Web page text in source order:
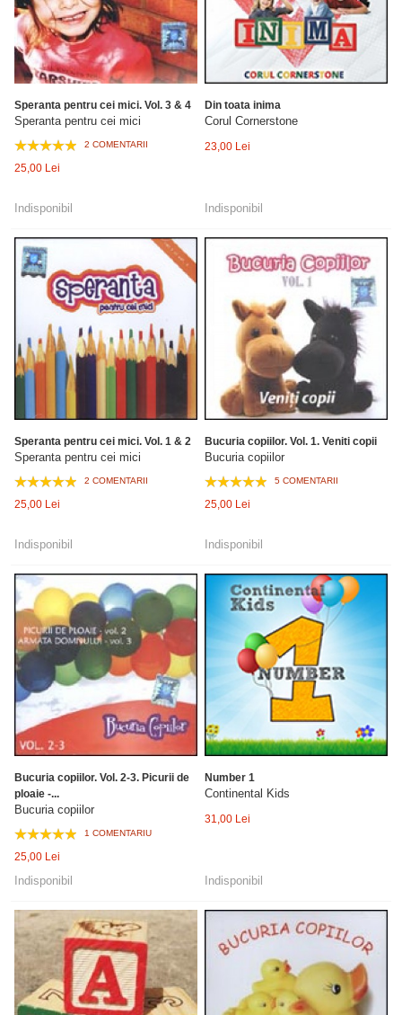
Speranta pentru cei mici. Vol. 3 & 4
Speranta pentru cei mici
2 COMENTARII
25,00 Lei
Indisponibil
Din toata inima
Corul Cornerstone
23,00 Lei
Indisponibil
Speranta pentru cei mici. Vol. 1 & 2
Speranta pentru cei mici
2 COMENTARII
25,00 Lei
Indisponibil
Bucuria copiilor. Vol. 1. Veniti copii
Bucuria copiilor
5 COMENTARII
25,00 Lei
Indisponibil
Bucuria copiilor. Vol. 2-3. Picurii de
ploaie -...
Bucuria copiilor
1 COMENTARIU
25,00 Lei
Indisponibil
Number 1
Continental Kids
31,00 Lei
Indisponibil